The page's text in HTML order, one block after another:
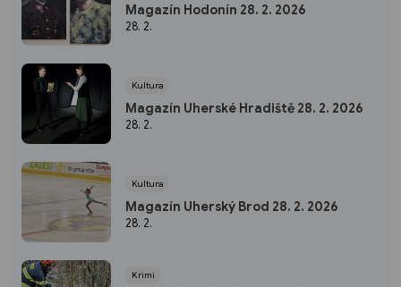
Magazín Hodonín 28. 2. 2026
28. 2.
Kultura
Magazín Uherské Hradiště 28. 2. 2026
28. 2.
Kultura
Magazín Uherský Brod 28. 2. 2026
28. 2.
Krimi